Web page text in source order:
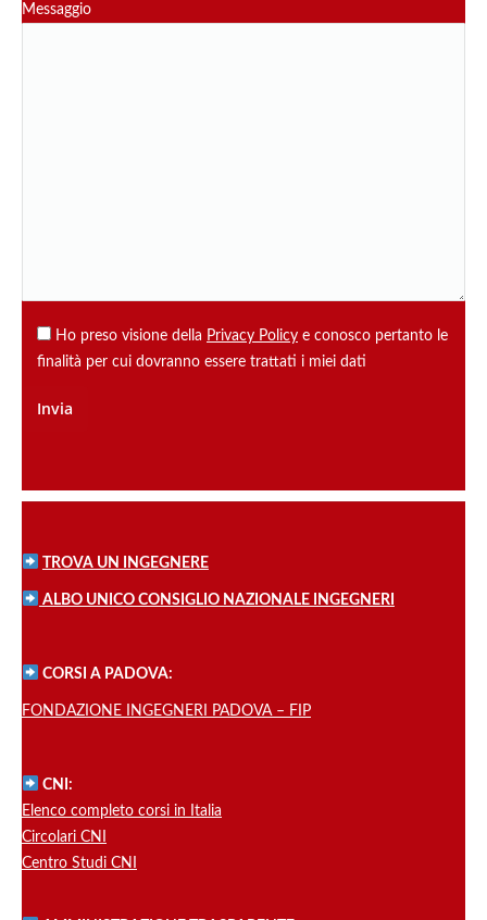
Messaggio
Ho preso visione della Privacy Policy e conosco pertanto le
finalità per cui dovranno essere trattati i miei dati
TROVA UN INGEGNERE
ALBO UNICO CONSIGLIO NAZIONALE INGEGNERI
CORSI A PADOVA:
FONDAZIONE INGEGNERI PADOVA – FIP
CNI:
Elenco completo corsi in Italia
Circolari CNI
Centro Studi CNI